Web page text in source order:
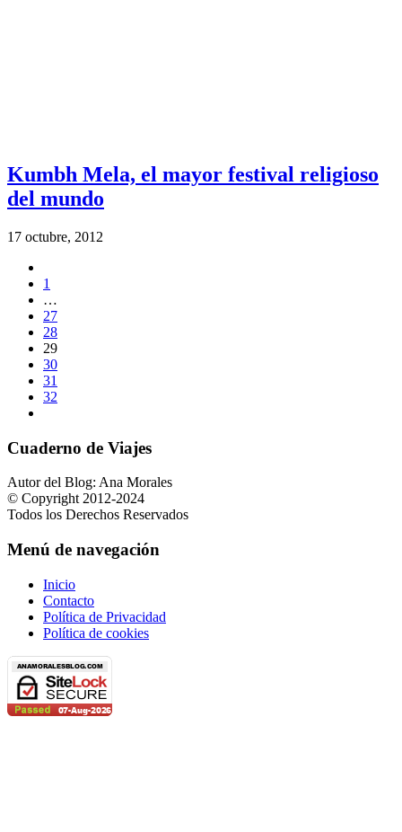
Kumbh Mela, el mayor festival religioso
del mundo
17 octubre, 2012
1
…
27
28
29
30
31
32
Cuaderno de Viajes
Autor del Blog: Ana Morales
© Copyright 2012-2024
Todos los Derechos Reservados
Menú de navegación
Inicio
Contacto
Política de Privacidad
Política de cookies